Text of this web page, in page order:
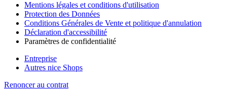
Mentions légales et conditions d'utilisation
Protection des Données
Conditions Générales de Vente et politique d'annulation
Déclaration d'accessibilité
Paramètres de confidentialité
Entreprise
Autres nice Shops
Renoncer au contrat